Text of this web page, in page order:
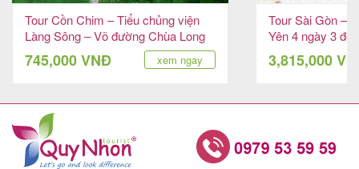
Tour Cồn Chim – Tiểu chủng viện
Làng Sông – Võ đường Chùa Long
Phước 1 ngày
745,000 VNĐ xem ngay
Tour Sài Gòn –
Yên 4 ngày 3
vắng
3,815,000